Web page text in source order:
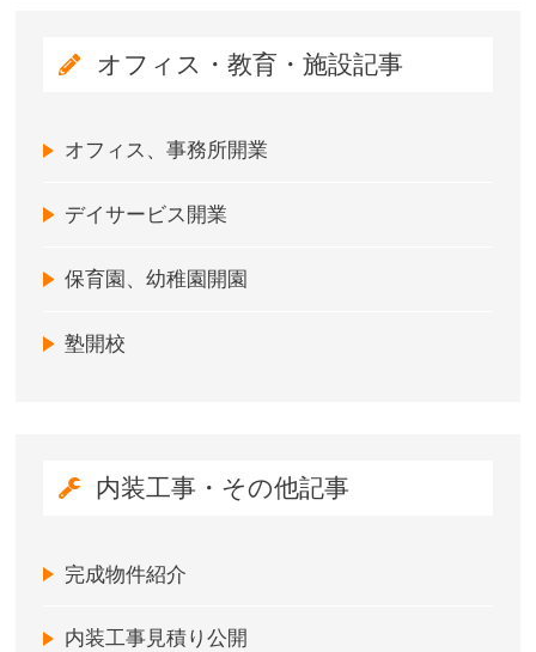
オフィス・教育・施設記事
オフィス、事務所開業
デイサービス開業
保育園、幼稚園開園
塾開校
内装工事・その他記事
完成物件紹介
内装工事見積り公開